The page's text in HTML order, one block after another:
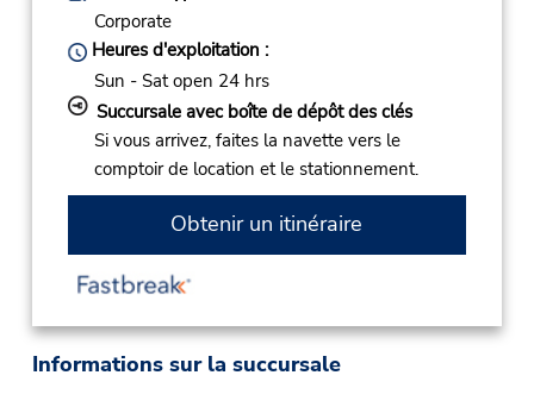
Corporate
Heures d'exploitation :
Sun - Sat open 24 hrs
Succursale avec boîte de dépôt des clés
Si vous arrivez, faites la navette vers le
comptoir de location et le stationnement.
Obtenir un itinéraire
Informations sur la succursale